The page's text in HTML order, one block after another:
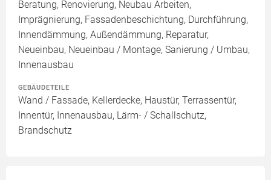
Beratung, Renovierung, Neubau Arbeiten,
Imprägnierung, Fassadenbeschichtung, Durchführung,
Innendämmung, Außendämmung, Reparatur,
Neueinbau, Neueinbau / Montage, Sanierung / Umbau,
Innenausbau
GEBÄUDETEILE
Wand / Fassade, Kellerdecke, Haustür, Terrassentür,
Innentür, Innenausbau, Lärm- / Schallschutz,
Brandschutz